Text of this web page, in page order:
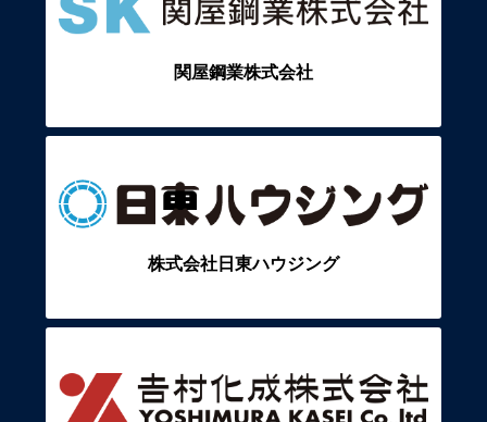
関屋鋼業株式会社
株式会社日東ハウジング